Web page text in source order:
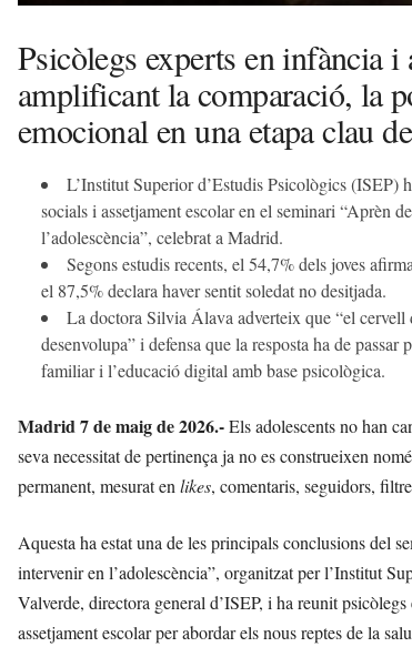
Psicòlegs experts en infància
amplificant la comparació, la
emocional en una etapa clau
L’Institut Superior d’Estudis Psicològics
socials i assetjament escolar en el seminari “Aprèn
l’adolescència”, celebrat a Madrid.
Segons estudis recents, el 54,7% dels joves
el 87,5% declara haver sentit soledat no desitjada.
La doctora Silvia Álava adverteix que “el cervell
desenvolupa” i defensa que la resposta ha de
familiar i l’educació digital amb base psicològica.
Madrid 7 de maig de 2026.-Els adolescents no han
seva necessitat de pertinença ja no es construeixen
permanent, mesurat enlikes, comentaris, seguidors,
Aquesta ha estat una de les principals conclusions del
intervenir en l’adolescència”, organitzat per l’Institut
Valverde, directora general d’ISEP, i ha reunit
assetjament escolar per abordar els nous reptes de la